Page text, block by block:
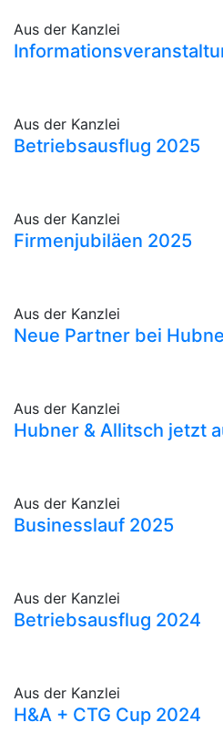
Aus der Kanzlei
Aus der Kanzlei
Betriebsausflug 2025
Aus der Kanzlei
Firmenjubiläen 2025
Aus der Kanzlei
Neue Partner bei
Aus der Kanzlei
Hubner & Allitsch jetzt
Aus der Kanzlei
Businesslauf 2025
Aus der Kanzlei
Betriebsausflug 2024
Aus der Kanzlei
H&A + CTG Cup 2024